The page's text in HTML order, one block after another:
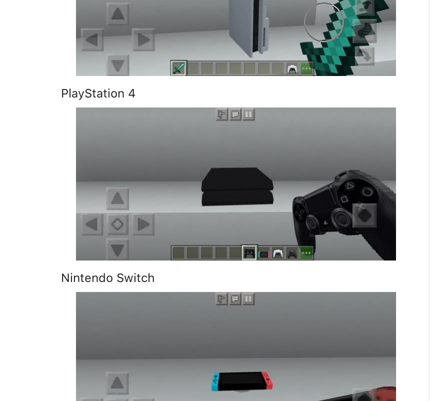
PlayStation 4
Nintendo Switch